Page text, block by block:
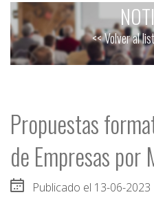
Noticias
Convenios
Miembros
<< Volver al
Propuestas
de Empresas por
Publicado el 13-06-2023